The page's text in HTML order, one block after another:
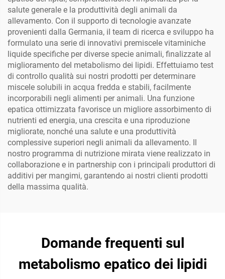
salute generale e la produttività degli animali da
allevamento. Con il supporto di tecnologie avanzate
provenienti dalla Germania, il team di ricerca e sviluppo ha
formulato una serie di innovativi premiscele vitaminiche
liquide specifiche per diverse specie animali, finalizzate al
miglioramento del metabolismo dei lipidi. Effettuiamo test
di controllo qualità sui nostri prodotti per determinare
miscele solubili in acqua fredda e stabili, facilmente
incorporabili negli alimenti per animali. Una funzione
epatica ottimizzata favorisce un migliore assorbimento di
nutrienti ed energia, una crescita e una riproduzione
migliorate, nonché una salute e una produttività
complessive superiori negli animali da allevamento. Il
nostro programma di nutrizione mirata viene realizzato in
collaborazione e in partnership con i principali produttori di
additivi per mangimi, garantendo ai nostri clienti prodotti
della massima qualità.
Domande frequenti sul
metabolismo epatico dei lipidi